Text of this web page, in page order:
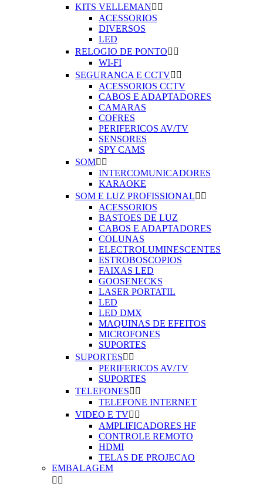
KITS VELLEMAN 
ACESSORIOS
DIVERSOS
LED
RELOGIO DE PONTO 
WI-FI
SEGURANCA E CCTV 
ACESSORIOS CCTV
CABOS E ADAPTADORES
CAMARAS
COFRES
PERIFERICOS AV/TV
SENSORES
SPY CAMS
SOM 
INTERCOMUNICADORES
KARAOKE
SOM E LUZ PROFISSIONAL 
ACESSORIOS
BASTOES DE LUZ
CABOS E ADAPTADORES
COLUNAS
ELECTROLUMINESCENTES
ESTROBOSCOPIOS
FAIXAS LED
GOOSENECKS
LASER PORTATIL
LED
LED DMX
MAQUINAS DE EFEITOS
MICROFONES
SUPORTES
SUPORTES 
PERIFERICOS AV/TV
SUPORTES
TELEFONES 
TELEFONE INTERNET
VIDEO E TV 
AMPLIFICADORES HF
CONTROLE REMOTO
HDMI
TELAS DE PROJECAO
EMBALAGEM
 